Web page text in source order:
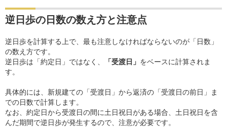
逆日歩の日数の数え方と注意点
逆日歩を計算する上で、最も注意しなければならないのが「日数」
の数え方です。
逆日歩は「約定日」ではなく、
「受渡日」 をベースに計算されま
す。
具体的には、新規建ての「受渡日」から返済の「受渡日の前日」ま
での日数で計算します。
なお、約定日から受渡日の間に土日祝日がある場合、土日祝日を含
んだ期間で逆日歩が発生するので、注意が必要です。